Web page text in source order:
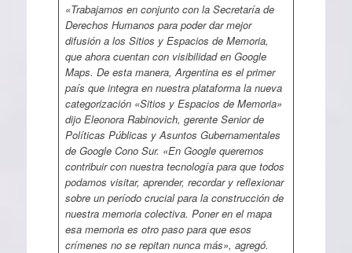
«Trabajamos en conjunto con la Secretaría de
Derechos Humanos para poder dar mejor
difusión a los Sitios y Espacios de Memoria,
que ahora cuentan con visibilidad en Google
Maps. De esta manera, Argentina es el primer
país que integra en nuestra plataforma la nueva
categorización «Sitios y Espacios de Memoria»
dijo Eleonora Rabinovich, gerente Senior de
Políticas Públicas y Asuntos Gubernamentales
de Google Cono Sur. «En Google queremos
contribuir con nuestra tecnología para que todos
podamos visitar, aprender, recordar y reflexionar
sobre un período crucial para la construcción de
nuestra memoria colectiva. Poner en el mapa
esa memoria es otro paso para que esos
crímenes no se repitan nunca más», agregó.